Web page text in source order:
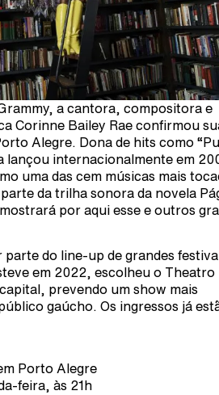
a cantora, compositora e
Corinne Bailey Rae confirmou
Alegre. Dona de hits como
lançou internacionalmente em
uma das cem músicas mais
da trilha sonora da novela
por aqui esse e outros
do line-up de grandes
em 2022, escolheu o Theatro
prevendo um show mais
gaúcho. Os ingressos já
Porto Alegre
feira, às 21h